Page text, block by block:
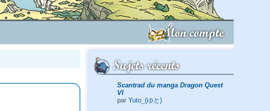
Mon compte
Sujets récents
Scantrad du manga Dragon Quest
VI
par Yuto_(ゆと)